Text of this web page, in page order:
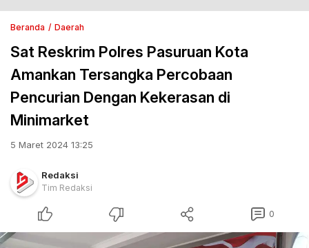
Beranda Daerah
Sat Reskrim Polres Pasuruan Kota
Amankan Tersangka Percobaan
Pencurian Dengan Kekerasan di
Minimarket
5 Maret 2024 13:25
Redaksi
Tim Redaksi
0